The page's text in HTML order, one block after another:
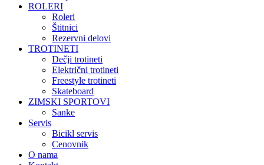
ROLERI
Roleri
Štitnici
Rezervni delovi
TROTINETI
Dečji trotineti
Električni trotineti
Freestyle trotineti
Skateboard
ZIMSKI SPORTOVI
Sanke
Servis
Bicikl servis
Cenovnik
O nama